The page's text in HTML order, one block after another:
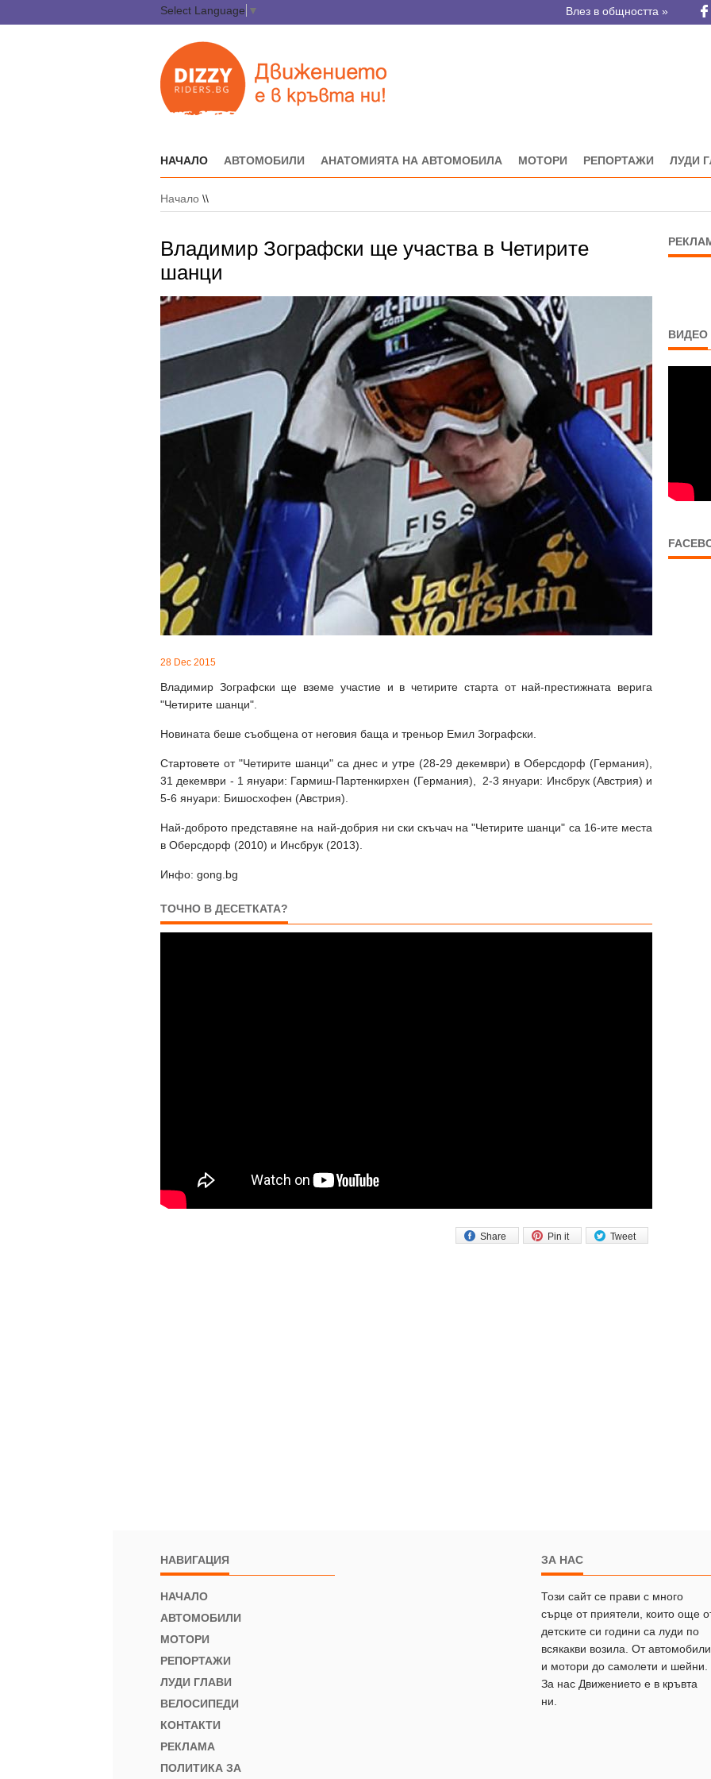
Select Language ▼ Влез в общността »
НАЧАЛО АВТОМОБИЛИ АНАТОМИЯТА НА АВТОМОБИЛА МОТОРИ РЕПОРТАЖИ ЛУДИ
Начало \\
Владимир Зографски ще участва в Четирите
шанци
28 Dec 2015
Владимир Зографски ще вземе участие и в четирите старта от най-престижната верига
"Четирите шанци".
Новината беше съобщена от неговия баща и треньор Емил Зографски.
Стартовете от "Четирите шанци" са днес и утре (28-29 декември) в Оберсдорф (Германия),
31 декември - 1 януари: Гармиш-Партенкирхен (Германия), 2-3 януари: Инсбрук (Австрия) и
5-6 януари: Бишосхофен (Австрия).
Най-доброто представяне на най-добрия ни ски скъчач на "Четирите шанци" са 16-ите места
в Оберсдорф (2010) и Инсбрук (2013).
Инфо: gong.bg
ТОЧНО В ДЕСЕТКАТА?
Tweet
Pin it
Share
ВИДЕО
НАВИГАЦИЯ
НАЧАЛО
АВТОМОБИЛИ
МОТОРИ
РЕПОРТАЖИ
ЛУДИ ГЛАВИ
ВЕЛОСИПЕДИ
КОНТАКТИ
РЕКЛАМА
ПОЛИТИКА ЗА
ЗА НАС
Този сайт се прави с много
сърце от приятели, които още
детските си години са луди по
всякакви возила. От автомобили
и мотори до самолети и шейни.
За нас Движението е в кръвта
ни.